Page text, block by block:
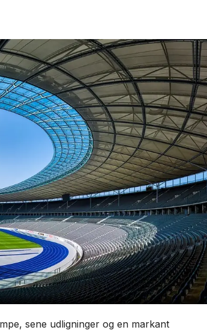
sene udligninger og en markant